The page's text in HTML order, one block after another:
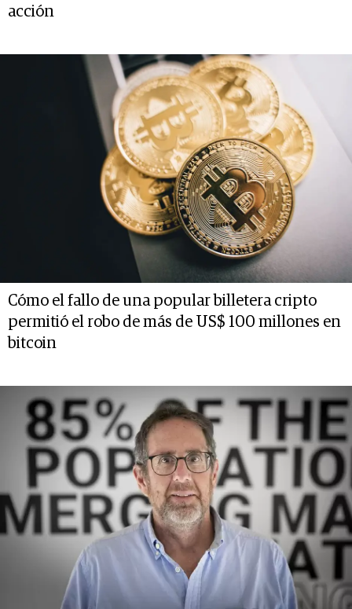
acción
Cómo el fallo de una popular billetera cripto
permitió el robo de más de US$ 100 millones en
bitcoin